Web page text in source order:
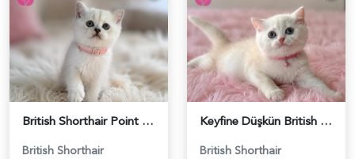
British Shorthair Point Güzelliklerimiz - 5574
British Shorthair
Keyfine Düşkün British Shorthair Dişi Yavrumuz - 5570
British Shorthair